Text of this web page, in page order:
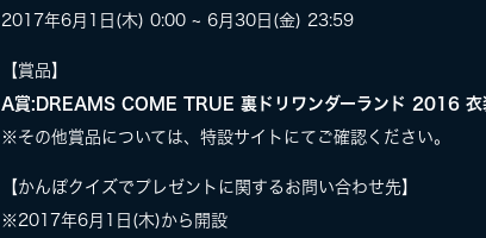
2017年6月1日(木) 0:00 ~ 6月30日(金) 23:59
【賞品】
A賞:DREAMS COME TRUE 裏ドリワンダーランド 2016 衣
※その他賞品については、特設サイトにてご確認ください。
【かんぽクイズでプレゼントに関するお問い合わせ先】
※2017年6月1日(木)から開設